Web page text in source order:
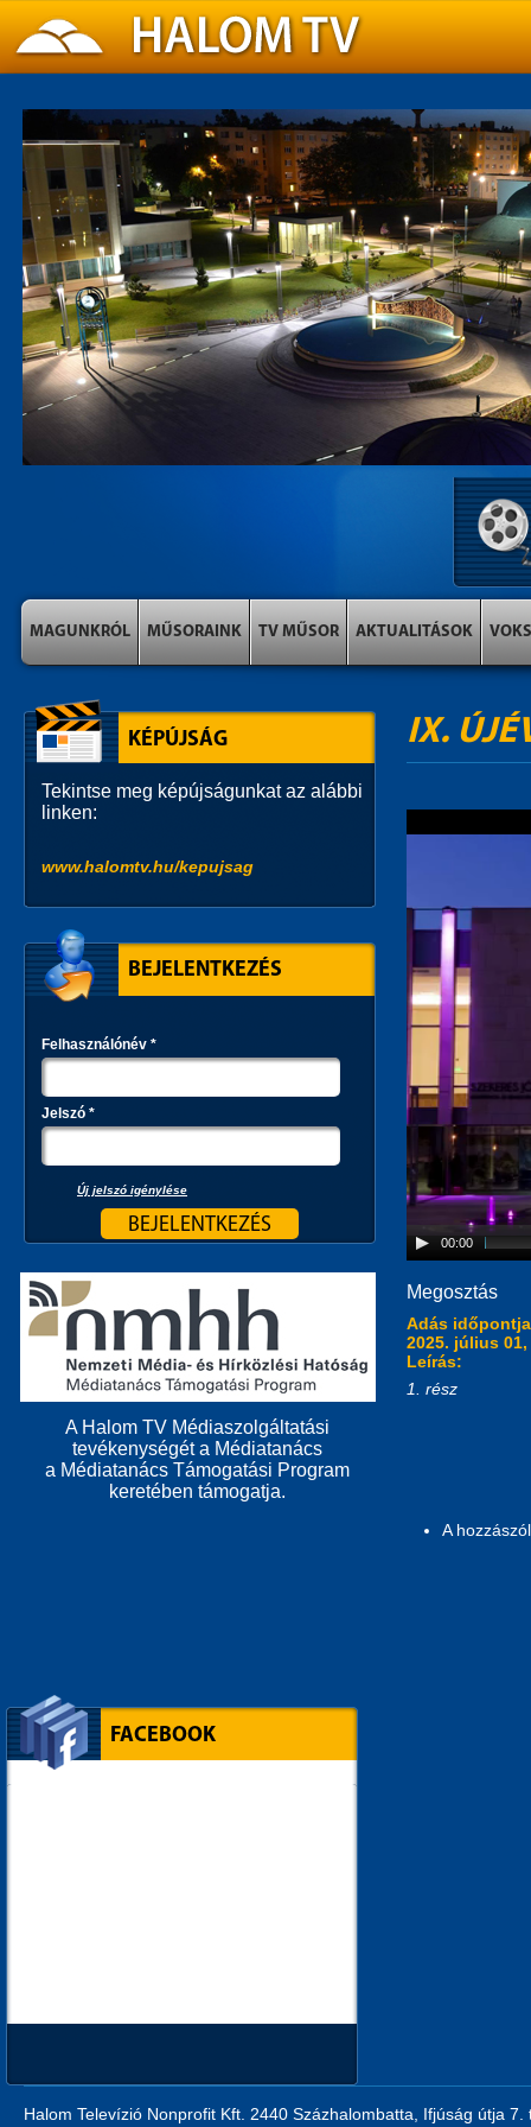
MAGUNKRÓL MŰSORAINK TV MŰSOR AKTUALITÁSOK VOKS
IX.
00:00
Megosztás
Adás
2025. július
Leírás:
1. rész
A
KÉPÚJSÁG
Tekintse meg képújságunkat az alábbi
linken:
www.halomtv.hu/kepujsag
BEJELENTKEZÉS
Felhasználónév *
Jelszó *
Új jelszó igénylése
A Halom TV Médiaszolgáltatási
tevékenységét a Médiatanács
a Médiatanács Támogatási Program
keretében támogatja.
FACEBOOK
Halom Televízió Nonprofit Kft. 2440 Százhalombatta, Ifjúság útja